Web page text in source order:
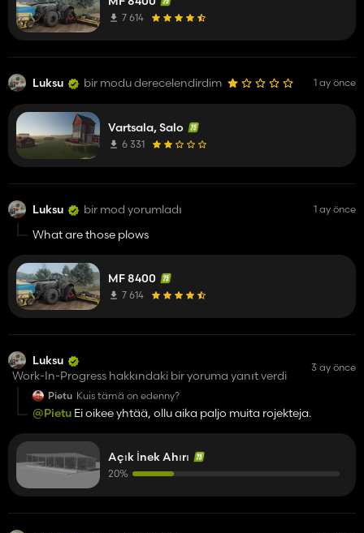
7 614
Luksu bir modu derecelendirdim 1 ay önce
Vartsala, Salo
6 331
Luksu bir mod yorumladı 1 ay önce
What are those plows
MF 8400
7 614
Luksu
Work-In-Progress hakkındaki bir yoruma yanıt verdi
3 ay önce
Pietu Kuis tämä on edenny?
@Pietu Ei oikee yhtää, ollu aika paljo muita rojekteja.
Açık İnek Ahırı
20%